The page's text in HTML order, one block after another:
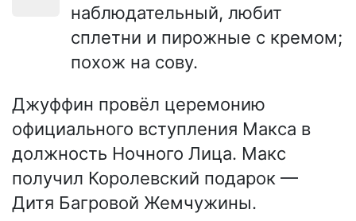
наблюдательный, любит
сплетни и пирожные с кремом;
похож на сову.
Джуффин провёл церемонию
официального вступления Макса в
должность Ночного Лица. Макс
получил Королевский подарок —
Дитя Багровой Жемчужины.